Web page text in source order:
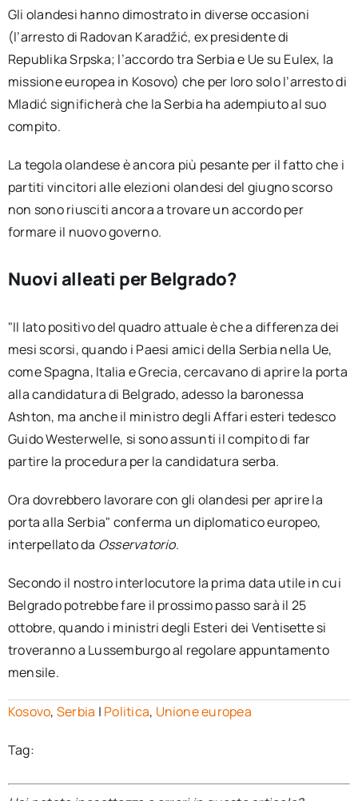
Gli olandesi hanno dimostrato in diverse occasioni
(l’arresto di Radovan Karadžić, ex presidente di
Republika Srpska; l’accordo tra Serbia e Ue su Eulex, la
missione europea in Kosovo) che per loro solo l’arresto di
Mladić significherà che la Serbia ha adempiuto al suo
compito.
La tegola olandese è ancora più pesante per il fatto che i
partiti vincitori alle elezioni olandesi del giugno scorso
non sono riusciti ancora a trovare un accordo per
formare il nuovo governo.
Nuovi alleati per Belgrado?
"Il lato positivo del quadro attuale è che a differenza dei
mesi scorsi, quando i Paesi amici della Serbia nella Ue,
come Spagna, Italia e Grecia, cercavano di aprire la porta
alla candidatura di Belgrado, adesso la baronessa
Ashton, ma anche il ministro degli Affari esteri tedesco
Guido Westerwelle, si sono assunti il compito di far
partire la procedura per la candidatura serba.
Ora dovrebbero lavorare con gli olandesi per aprire la
porta alla Serbia" conferma un diplomatico europeo,
interpellato da Osservatorio.
Secondo il nostro interlocutore la prima data utile in cui
Belgrado potrebbe fare il prossimo passo sarà il 25
ottobre, quando i ministri degli Esteri dei Ventisette si
troveranno a Lussemburgo al regolare appuntamento
mensile.
Kosovo, Serbia | Politica, Unione europea
Tag: